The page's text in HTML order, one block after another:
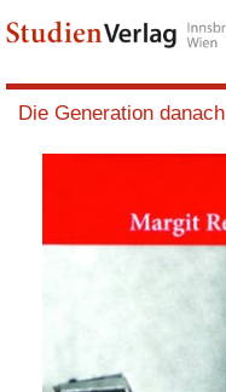
Die Generation danach